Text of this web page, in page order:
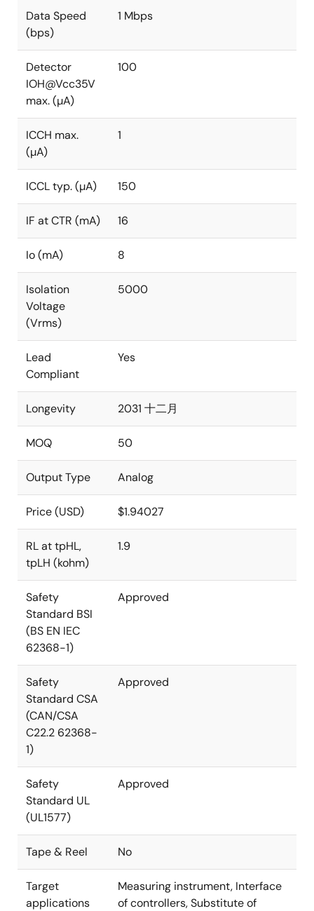
Data Speed
(bps)
1 Mbps
Detector
IOH@Vcc35V
max. (µA)
100
ICCH max.
(µA)
1
ICCL typ. (µA) 150
IF at CTR (mA) 16
Io (mA) 8
Isolation
Voltage
(Vrms)
5000
Lead
Compliant
Yes
Longevity 2031 十二月
MOQ 50
Output Type Analog
Price (USD) $1.94027
RL at tpHL,
tpLH (kohm)
1.9
Safety
Standard BSI
(BS EN IEC
62368-1)
Approved
Safety
Standard CSA
(CAN/CSA
C22.2 62368-
1)
Approved
Safety
Standard UL
(UL1577)
Approved
Tape & Reel No
Target
applications
Measuring instrument, Interface
of controllers, Substitute of